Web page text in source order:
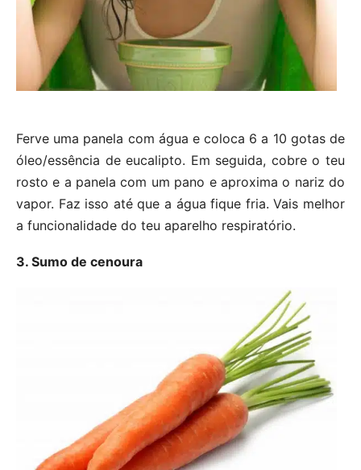
Ferve uma panela com água e coloca 6 a 10 gotas de
óleo/essência de eucalipto. Em seguida, cobre o teu
rosto e a panela com um pano e aproxima o nariz do
vapor. Faz isso até que a água fique fria. Vais melhor
a funcionalidade do teu aparelho respiratório.
3. Sumo de cenoura